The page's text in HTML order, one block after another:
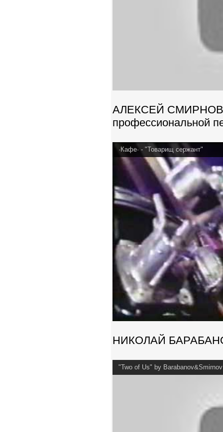
АЛЕКСЕЙ СМИРНОВ ,
профессиональной
·Кафе· - "Товарищ сержант"
НИКОЛАЙ
"Two of Us" by Barabanov&Smirnov